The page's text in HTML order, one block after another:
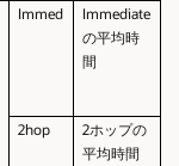
Immed
Immediate
の平均時
間
2hop 2ホップの
平均時間